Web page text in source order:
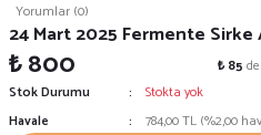
Yorumlar (0)
24 Mart 2025 Fermente
₺ 800 ₺ 85
Stok Durumu
Stokta yok
Havale
784,00 TL (%2,00